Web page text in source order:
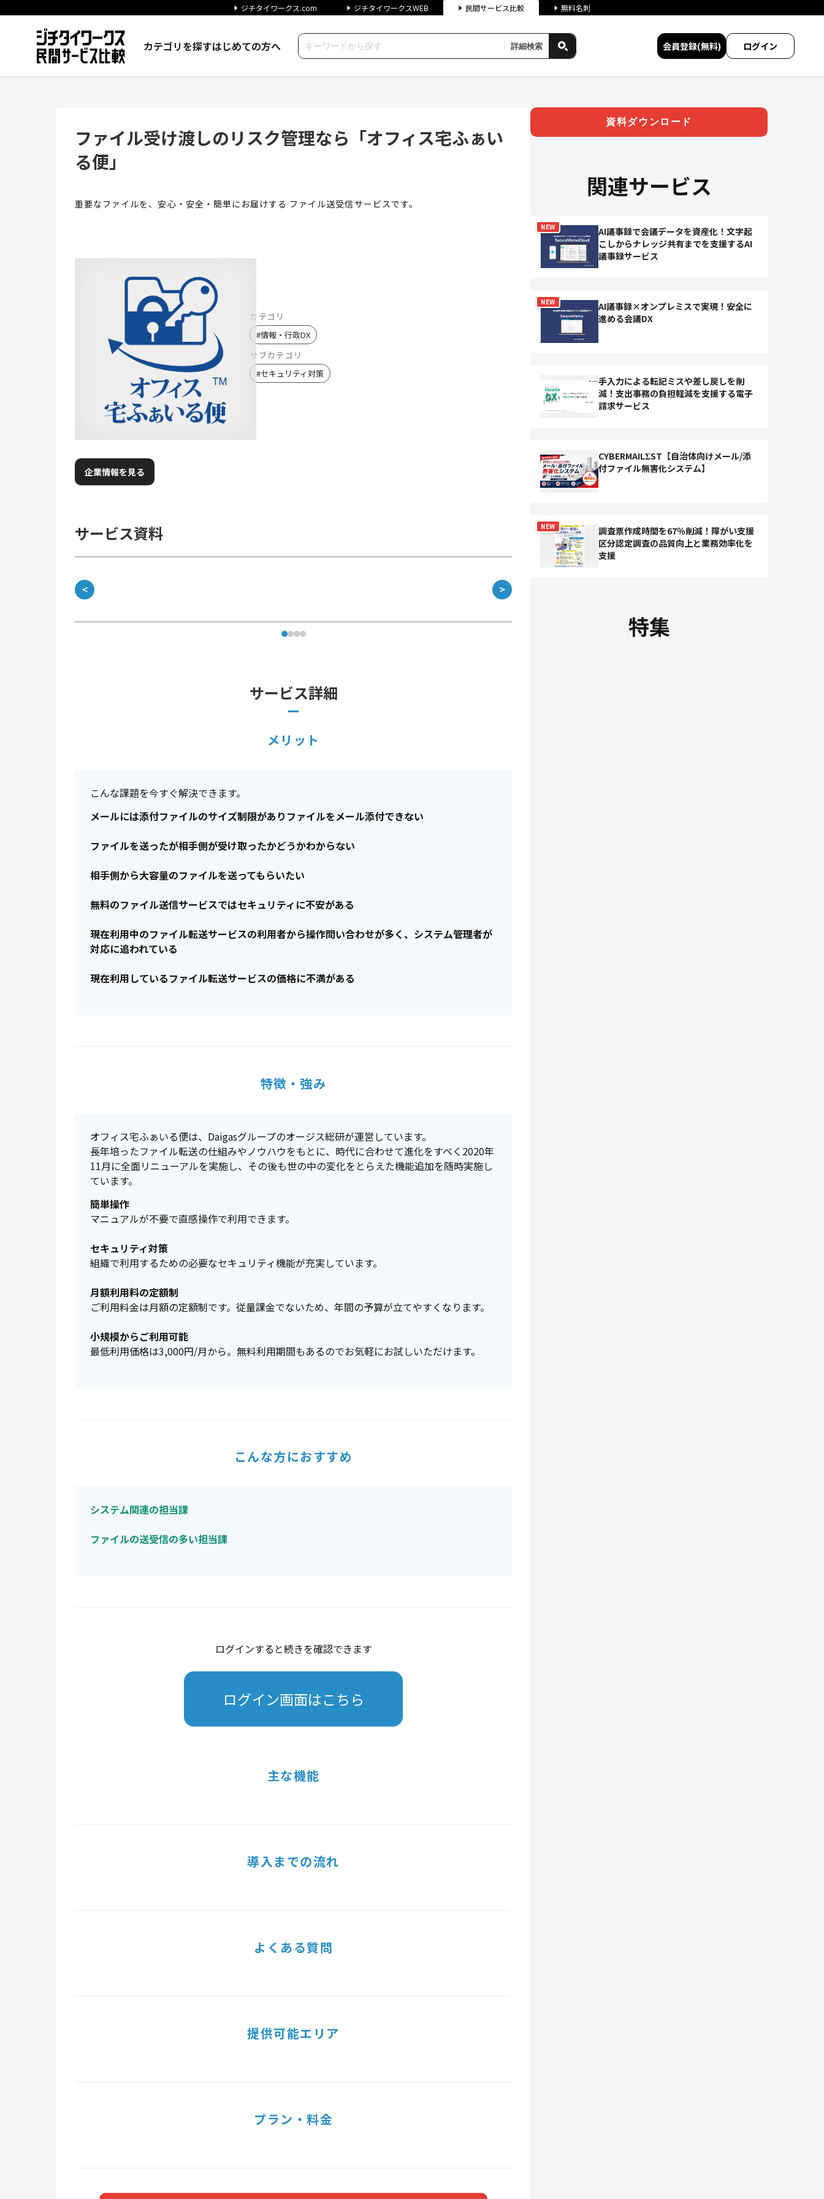
ジチタイワークス.com ジチタイワークスWEB 民間サービス比較 無料名刺
カテゴリを探すはじめての方へ 詳細検索 会員登録(無料) ログイン
ファイル受け渡しのリスク管理なら「オフィス宅ふぁい
る便」
重要なファイルを、安心・安全・簡単にお届けする ファイル送受信サービスです。
カテゴリ
#情報・行政DX
サブカテゴリ
#セキュリティ対策
企業情報を見る
サービス資料
＜ ＞
サービス詳細
メリット
こんな課題を今すぐ解決できます。
メールには添付ファイルのサイズ制限がありファイルをメール添付できない
ファイルを送ったが相手側が受け取ったかどうかわからない
相手側から大容量のファイルを送ってもらいたい
無料のファイル送信サービスではセキュリティに不安がある
現在利用中のファイル転送サービスの利用者から操作問い合わせが多く、システム管理者が
対応に追われている
現在利用しているファイル転送サービスの価格に不満がある
特徴・強み
オフィス宅ふぁいる便は、Daigasグループのオージス総研が運営しています。
長年培ったファイル転送の仕組みやノウハウをもとに、時代に合わせて進化をすべく2020年
11月に全面リニューアルを実施し、その後も世の中の変化をとらえた機能追加を随時実施し
ています。
簡単操作
マニュアルが不要で直感操作で利用できます。
セキュリティ対策
組織で利用するための必要なセキュリティ機能が充実しています。
月額利用料の定額制
ご利用料金は月額の定額制です。従量課金でないため、年間の予算が立てやすくなります。
小規模からご利用可能
最低利用価格は3,000円/月から。無料利用期間もあるのでお気軽にお試しいただけます。
こんな方におすすめ
システム関連の担当課
ファイルの送受信の多い担当課
ログインすると続きを確認できます
ログイン画面はこちら
主な機能
導入までの流れ
よくある質問
提供可能エリア
プラン・料金
資料ダウンロード
関連サービス
NEW
AI議事録で会議データを資産化！文字起
こしからナレッジ共有までを支援するAI
議事録サービス
NEW
AI議事録×オンプレミスで実現！安全に
進める会議DX
手入力による転記ミスや差し戻しを削
減！支出事務の負担軽減を支援する電子
請求サービス
CYBERMAILΣST【自治体向けメール/添
付ファイル無害化システム】
NEW
調査票作成時間を67％削減！障がい支援
区分認定調査の品質向上と業務効率化を
支援
特集